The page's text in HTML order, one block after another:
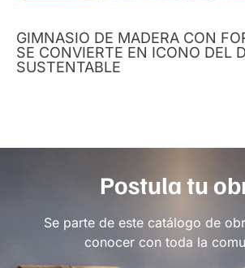
GIMNASIO DE MADERA CON
SE CONVIERTE EN ICONO DEL
SUSTENTABLE
Postula tu
Se parte de este catálogo de
conocer con toda la